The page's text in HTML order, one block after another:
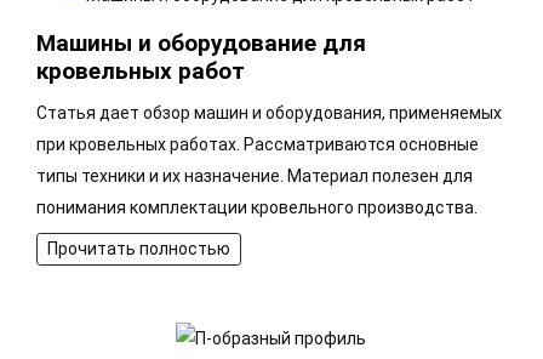
Машины и оборудование для
кровельных работ
Статья дает обзор машин и оборудования, применяемых
при кровельных работах. Рассматриваются основные
типы техники и их назначение. Материал полезен для
понимания комплектации кровельного производства.
Прочитать полностью